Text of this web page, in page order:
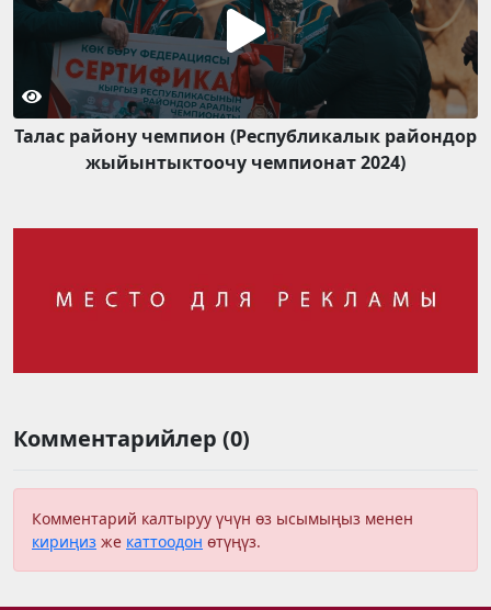
Талас району чемпион (Республикалык райондор
жыйынтыктоочу чемпионат 2024)
Комментарийлер (0)
Комментарий калтыруу үчүн өз ысымыңыз менен
кириңиз же каттоодон өтүңүз.